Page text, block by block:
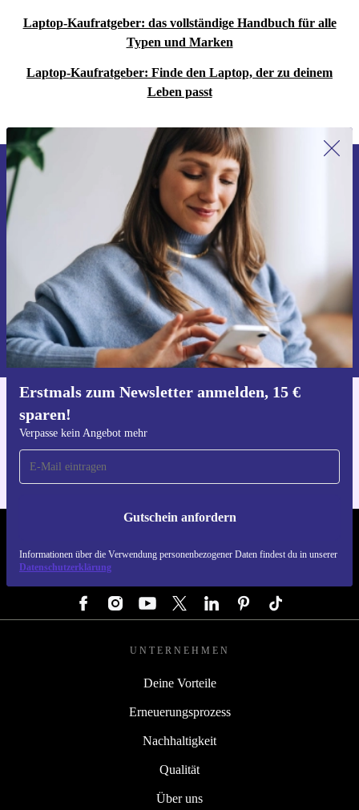
Laptop-Kaufratgeber: das vollständige Handbuch für alle
Typen und Marken
Laptop-Kaufratgeber: Finde den Laptop, der zu deinem
Leben passt
Erstmals zum Newsletter anmelden, 15 €
sparen!
Verpasse kein Angebot mehr
Gutschein anfordern
Informationen über die Verwendung personenbezogener Daten findest du in unserer
Datenschutzerklärung
Erstmals zum Newsletter anmelden,
15 € sparen!
Verpasse kein Angebot mehr.
Gutschein anfordern
Informationen über die Verwendung personenbezogener Daten findest
du in unsererDatenschutzerklärung.
Für iOS und Android
UNTERNEHMEN
Deine Vorteile
Erneuerungsprozess
Nachhaltigkeit
Qualität
Über uns